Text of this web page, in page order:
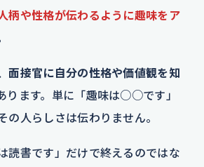
柄や性格が伝わるように趣味をア
面接官に自分の性格や価値観を知
ります。単に「趣味は○○です」
の人らしさは伝わりません。
読書です」だけで終えるのではな